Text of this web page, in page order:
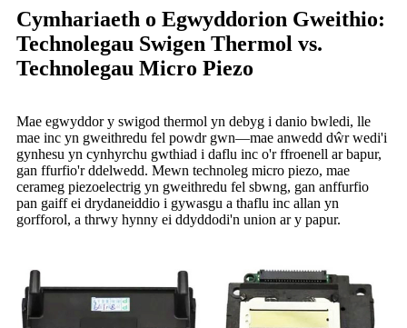
Cymhariaeth o Egwyddorion Gweithio:
Technolegau Swigen Thermol vs.
Technolegau Micro Piezo
Mae egwyddor y swigod thermol yn debyg i danio bwledi, lle
mae inc yn gweithredu fel powdr gwn—mae anwedd dŵr wedi'i
gynhesu yn cynhyrchu gwthiad i daflu inc o'r ffroenell ar bapur,
gan ffurfio'r ddelwedd. Mewn technoleg micro piezo, mae
cerameg piezoelectrig yn gweithredu fel sbwng, gan anffurfio
pan gaiff ei drydaneiddio i gywasgu a thaflu inc allan yn
gorfforol, a thrwy hynny ei ddyddodi'n union ar y papur.